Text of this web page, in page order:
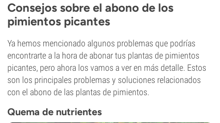
Consejos sobre el abono de los
pimientos picantes
Ya hemos mencionado algunos problemas que podrías
encontrarte a la hora de abonar tus plantas de pimientos
picantes, pero ahora los vamos a ver en más detalle. Estos
son los principales problemas y soluciones relacionados
con el abono de las plantas de pimientos.
Quema de nutrientes